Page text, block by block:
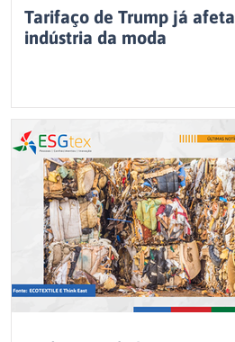
Tarifaço de Trump já afeta
indústria da moda